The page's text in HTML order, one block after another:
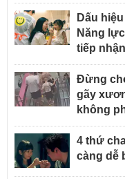
Dấu
Năng
tiếp
Đừng
gãy
không
4 thứ
càng dễ